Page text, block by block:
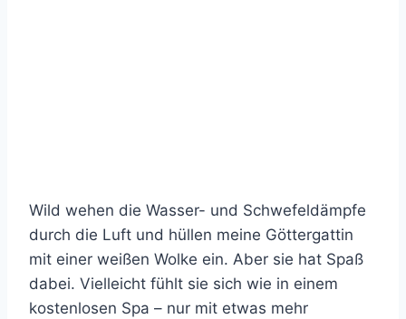
Wild wehen die Wasser- und Schwefeldämpfe
durch die Luft und hüllen meine Göttergattin
mit einer weißen Wolke ein. Aber sie hat Spaß
dabei. Vielleicht fühlt sie sich wie in einem
kostenlosen Spa – nur mit etwas mehr